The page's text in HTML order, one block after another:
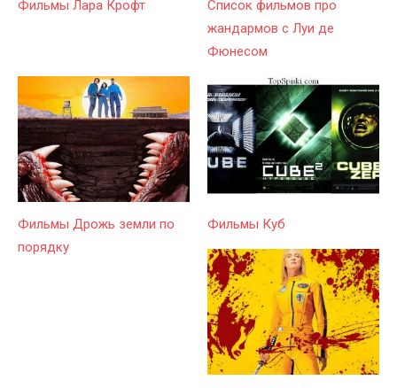
Фильмы Лара Крофт
Список фильмов про
жандармов с Луи де
Фюнесом
Фильмы Дрожь земли по
порядку
Фильмы Куб